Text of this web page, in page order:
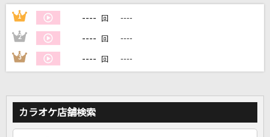
DAMに会員登録・ログインして
1 ---- 回 ----
2 ---- 回 ----
3 ---- 回 ----
カラオケ店舗検索